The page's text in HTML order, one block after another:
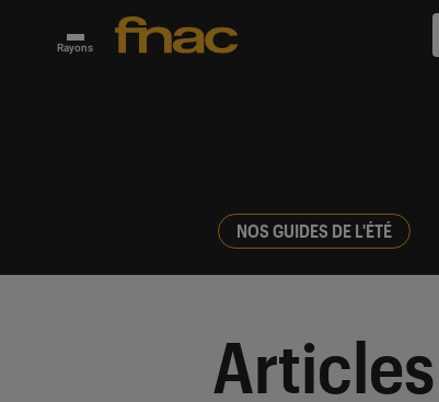
Rayons
NOS GUIDES DE L'ÉTÉ
Articles